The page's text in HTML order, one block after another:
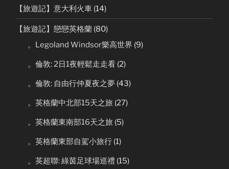
【旅遊記】意大利火車 (14)
【旅遊記】戀戀英格蘭 (80)
。Legoland Windsor樂高世界 (9)
。倫敦: 2日1夜輕鬆走走看 (2)
。倫敦: 自由行仲夏夜之夢 (43)
。英格蘭中北部15天之旅 (27)
。英格蘭東南部16天之旅 (5)
。英格蘭東部自駕小旅行 (1)
。英超聯: 綠茵足球場巡禮 (15)